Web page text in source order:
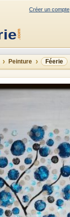
Créer un compte
Peinture Féerie